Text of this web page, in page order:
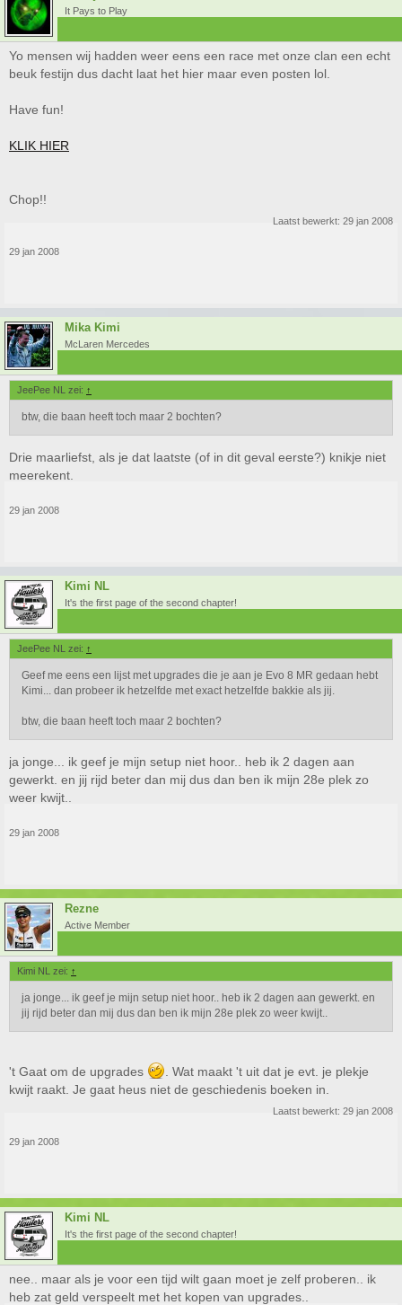
It Pays to Play
Yo mensen wij hadden weer eens een race met onze clan een echt
beuk festijn dus dacht laat het hier maar even posten lol.
Have fun!
KLIK HIER
Chop!!
Laatst bewerkt: 29 jan 2008
29 jan 2008
Mika Kimi
McLaren Mercedes
JeePee NL zei: ↑
btw, die baan heeft toch maar 2 bochten?
Drie maarliefst, als je dat laatste (of in dit geval eerste?) knikje niet
meerekent.
29 jan 2008
Kimi NL
It's the first page of the second chapter!
JeePee NL zei: ↑
Geef me eens een lijst met upgrades die je aan je Evo 8 MR gedaan hebt
Kimi... dan probeer ik hetzelfde met exact hetzelfde bakkie als jij.
btw, die baan heeft toch maar 2 bochten?
ja jonge... ik geef je mijn setup niet hoor.. heb ik 2 dagen aan
gewerkt. en jij rijd beter dan mij dus dan ben ik mijn 28e plek zo
weer kwijt..
29 jan 2008
Rezne
Active Member
Kimi NL zei: ↑
ja jonge... ik geef je mijn setup niet hoor.. heb ik 2 dagen aan gewerkt. en
jij rijd beter dan mij dus dan ben ik mijn 28e plek zo weer kwijt..
't Gaat om de upgrades
. Wat maakt 't uit dat je evt. je plekje
kwijt raakt. Je gaat heus niet de geschiedenis boeken in.
Laatst bewerkt: 29 jan 2008
29 jan 2008
Kimi NL
It's the first page of the second chapter!
nee.. maar als je voor een tijd wilt gaan moet je zelf proberen.. ik
heb zat geld verspeelt met het kopen van upgrades..